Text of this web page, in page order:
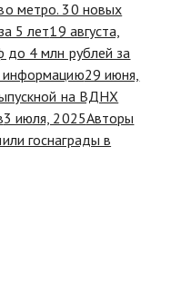
метро. 30 новых
5 лет19 августа,
4 млн рублей за
информацию29 июня,
на ВДНХ
3 июля, 2025Авторы
госнаграды в